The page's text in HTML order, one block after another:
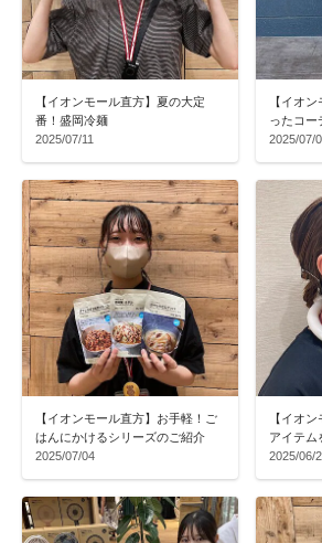
【イオンモール直方】夏の大定
番！盛岡冷麺
2025/07/11
【イオ
ったコー
2025/07/
【イオンモール直方】お手軽！ご
はんにかけるシリーズのご紹介
2025/07/04
【イオ
アイテム
2025/06/